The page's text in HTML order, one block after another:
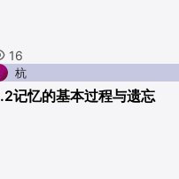
16
杭
记忆的基本过程与遗忘